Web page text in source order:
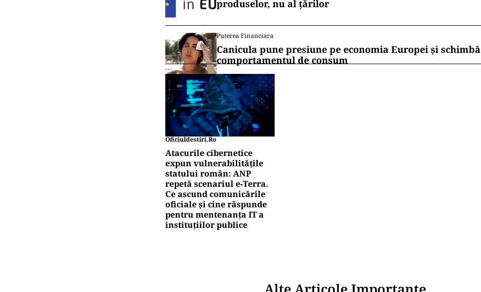
produselor, nu al țărilor
Puterea Financiara
Canicula pune presiune pe economia Europei și schimbă
comportamentul de consum
Oficiuldestiri.ro
Atacurile cibernetice
expun vulnerabilitățile
statului român: ANP
repetă scenariul e‑Terra.
Ce ascund comunicările
oficiale și cine răspunde
pentru mentenanța IT a
instituțiilor publice